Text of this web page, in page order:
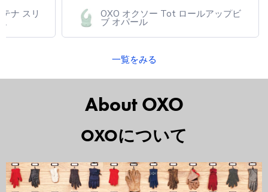
more
ナ スリ OXO オクソー Tot ロールアップビ
ブ オパール
一覧をみる
About OXO
OXOについて